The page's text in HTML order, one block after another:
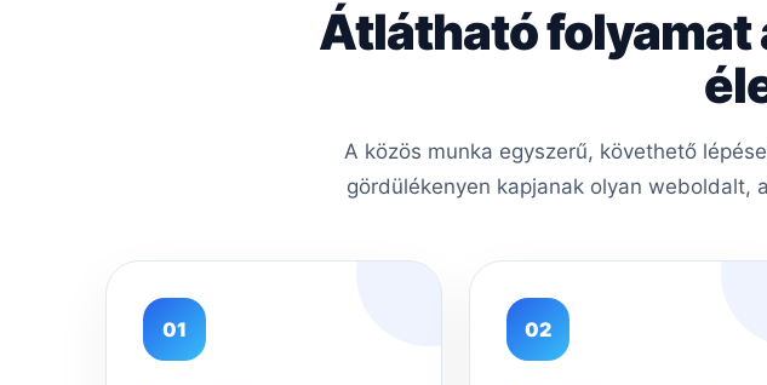
Átlátható folyamat
A közös munka egyszerű, követhető
gördülékenyen kapjanak olyan weboldalt,
01 02